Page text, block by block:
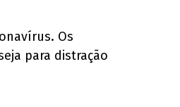
Os
para distração